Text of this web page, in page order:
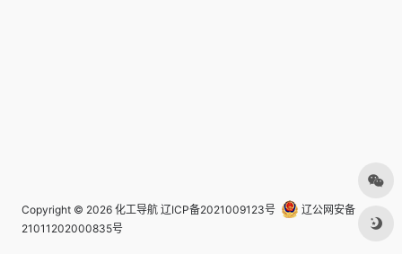
Copyright © 2026 化工导航 辽ICP备2021009123号
辽公网安备
21011202000835号